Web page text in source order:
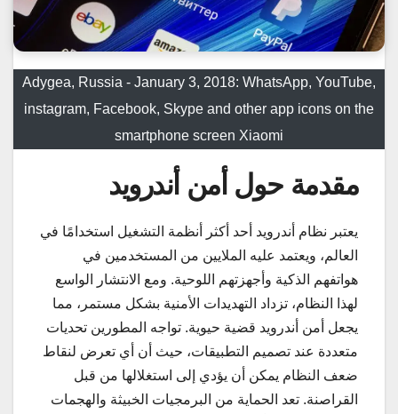
Adygea, Russia - January 3, 2018: WhatsApp, YouTube,
instagram, Facebook, Skype and other app icons on the
smartphone screen Xiaomi
مقدمة حول أمن أندرويد
يعتبر نظام أندرويد أحد أكثر أنظمة التشغيل استخدامًا في
العالم، ويعتمد عليه الملايين من المستخدمين في
هواتفهم الذكية وأجهزتهم اللوحية. ومع الانتشار الواسع
لهذا النظام، تزداد التهديدات الأمنية بشكل مستمر، مما
يجعل أمن أندرويد قضية حيوية. تواجه المطورين تحديات
متعددة عند تصميم التطبيقات، حيث أن أي تعرض لنقاط
ضعف النظام يمكن أن يؤدي إلى استغلالها من قبل
القراصنة. تعد الحماية من البرمجيات الخبيثة والهجمات